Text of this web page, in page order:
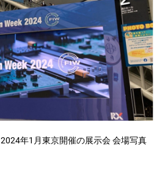
2024年1月東京開催の展示会 会場写真